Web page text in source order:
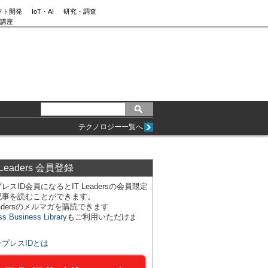
ト開発 IoT・AI
研究・調査
座
テクノロジー一覧へ
会員登録
スID会員になるとIT Leadersの会員限定
を読むことができます。
のメルマガを購読できます
Business Libraryもご利用いただけま
プレスIDとは